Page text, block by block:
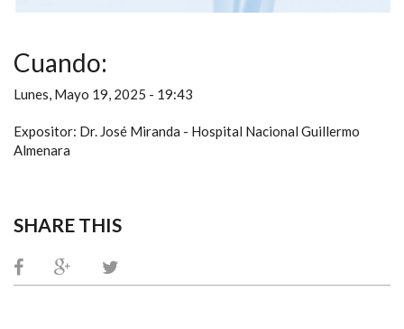
Cuando:
Lunes, Mayo 19, 2025 - 19:43
Expositor: Dr. José Miranda - Hospital Nacional Guillermo
Almenara
SHARE THIS